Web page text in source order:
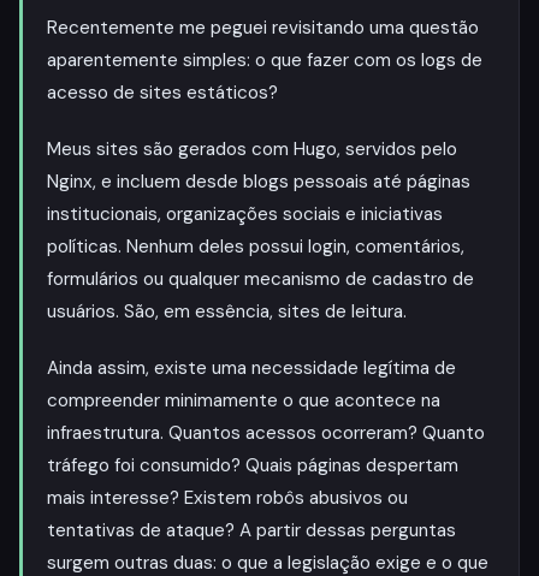
Recentemente me peguei revisitando uma questão
aparentemente simples: o que fazer com os logs de
acesso de sites estáticos?
Meus sites são gerados com Hugo, servidos pelo
Nginx, e incluem desde blogs pessoais até páginas
institucionais, organizações sociais e iniciativas
políticas. Nenhum deles possui login, comentários,
formulários ou qualquer mecanismo de cadastro de
usuários. São, em essência, sites de leitura.
Ainda assim, existe uma necessidade legítima de
compreender minimamente o que acontece na
infraestrutura. Quantos acessos ocorreram? Quanto
tráfego foi consumido? Quais páginas despertam
mais interesse? Existem robôs abusivos ou
tentativas de ataque? A partir dessas perguntas
surgem outras duas: o que a legislação exige e o que